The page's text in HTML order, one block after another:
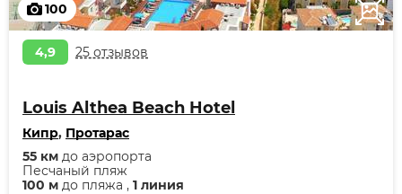
100
4,9 25 отзывов
Louis Althea Beach Hotel
Кипр, Протарас
100 м до пляжа , 1 линия
Песчаный пляж
55 км до аэропорта